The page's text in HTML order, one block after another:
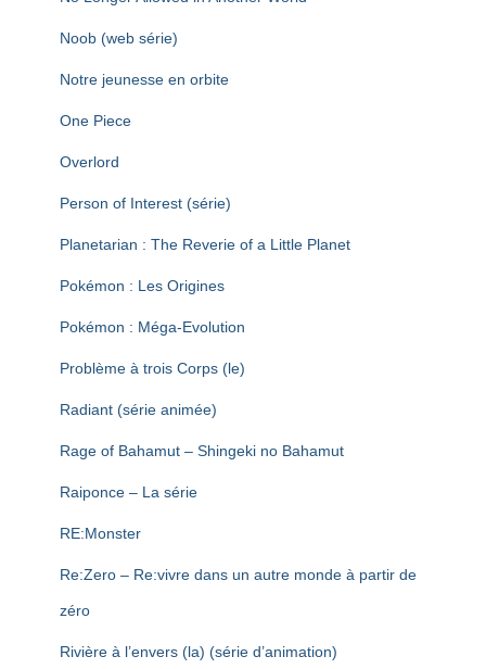
Noob (web série)
Notre jeunesse en orbite
One Piece
Overlord
Person of Interest (série)
Planetarian : The Reverie of a Little Planet
Pokémon : Les Origines
Pokémon : Méga-Evolution
Problème à trois Corps (le)
Radiant (série animée)
Rage of Bahamut – Shingeki no Bahamut
Raiponce – La série
RE:Monster
Re:Zero – Re:vivre dans un autre monde à partir de
zéro
Rivière à l’envers (la) (série d’animation)